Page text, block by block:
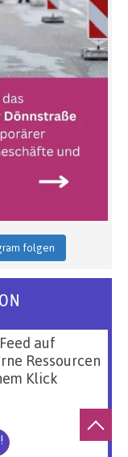
folgen
auf
Ressourcen
Klick